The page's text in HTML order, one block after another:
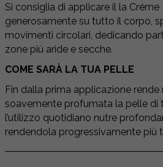
Si consiglia di applicare il la Créme
generosamente su tutto il corpo,
movimenti circolari, dedicando
zone più aride e secche.
COME SARÀ LA TUA PELLE
Fin dalla prima applicazione rende
soavemente profumata la pelle di
l’utilizzo quotidiano nutre
rendendola progressivamente più